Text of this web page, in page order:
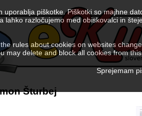
Šturbej
uporablja piškotke. Piškotki so majhne
lahko razločujemo med obiskovalci in
rules about cookies on websites
may delete and block all cookies from
Sprejemam